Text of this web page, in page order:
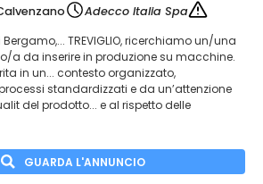
Adecco Italia Spa
TREVIGLIO, ricerchiamo un/una
a da inserire in produzione su macchine.
in un... contesto organizzato,
standardizzati e da un’attenzione
del prodotto... e al rispetto delle
GUARDA L'ANNUNCIO